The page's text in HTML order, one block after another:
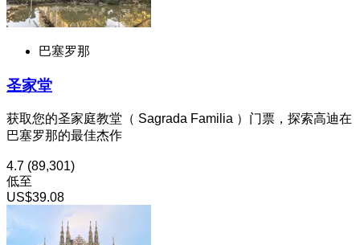
巴塞罗那
圣家堂
获取您的圣家庭教堂（ Sagrada Familia ）门票，探索高迪在
巴塞罗那的最佳杰作
4.7 (89,301)
低至
US$39.08